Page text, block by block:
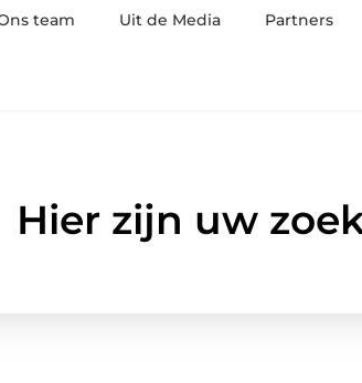
team Uit de Media Partners
Hier zijn uw